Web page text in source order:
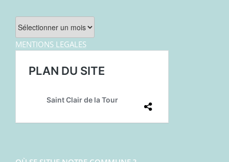
Archives
MENTIONS LEGALES